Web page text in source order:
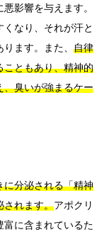
影響を与えます。
なり、それが汗と
ます。また、 自律
こともあり、精神的
、臭いが強まるケー
に分泌される「精神
されます。アポクリ
富に含まれているた